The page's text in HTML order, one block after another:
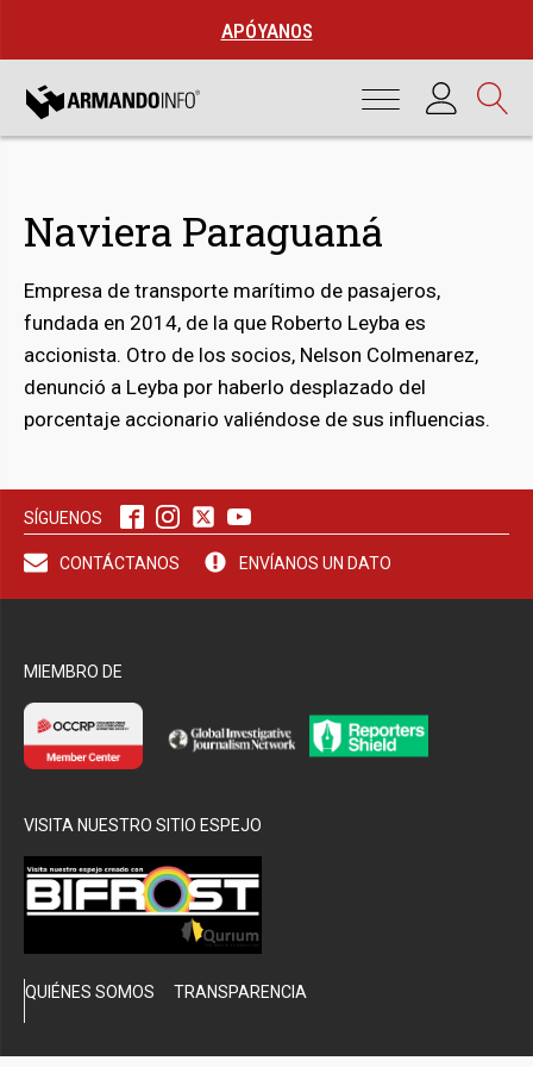
APÓYANOS
Naviera Paraguaná
Empresa de transporte marítimo de pasajeros,
fundada en 2014, de la que Roberto Leyba es
accionista. Otro de los socios, Nelson Colmenarez,
denunció a Leyba por haberlo desplazado del
porcentaje accionario valiéndose de sus influencias.
SÍGUENOS
CONTÁCTANOS ENVÍANOS UN DATO
MIEMBRO DE
VISITA NUESTRO SITIO ESPEJO
QUIÉNES SOMOS TRANSPARENCIA